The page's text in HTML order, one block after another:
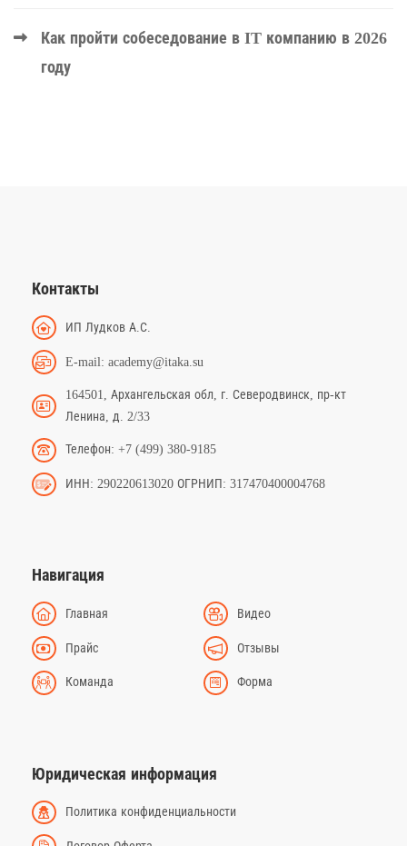
Как пройти собеседование в IT компанию в 2026
году
Контакты
ИП Лудков А.С.
E-mail: academy@itaka.su
164501, Архангельская обл, г. Северодвинск, пр-кт
Ленина, д. 2/33
Телефон: +7 (499) 380-9185
ИНН: 290220613020 ОГРНИП: 317470400004768
Навигация
Главная Видео
Прайс Отзывы
Команда Форма
Юридическая информация
Политика конфиденциальности